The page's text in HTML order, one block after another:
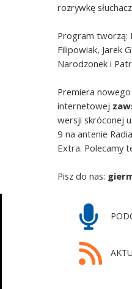
rozrywkę
Program tworzą:
Filipowiak, Jarek
Narodzonek i
Premiera
internetowej
wersji skróconej
9 na antenie
Extra. Polecamy
Pisz do nas: